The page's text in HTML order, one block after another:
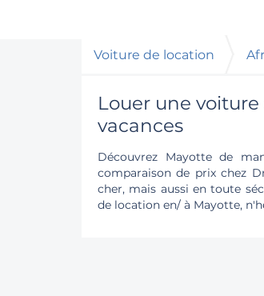
Voiture de location
Louer une
vacances
Découvrez Mayotte de
comparaison de prix chez
cher, mais aussi en toute
de location en/ à Mayotte,